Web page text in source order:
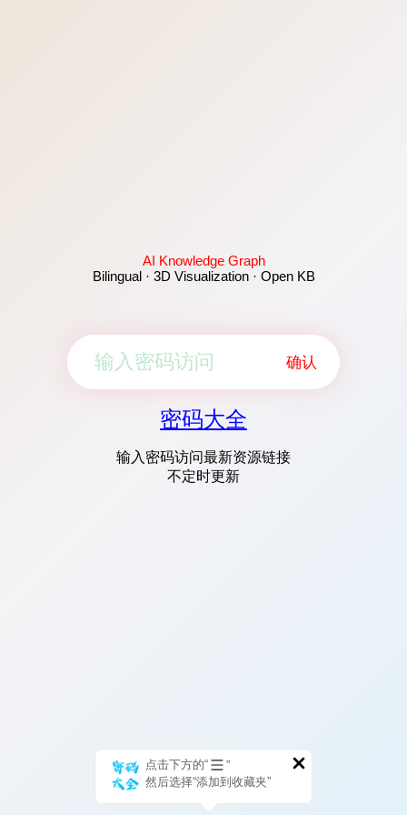
AI Knowledge Graph
Bilingual · 3D Visualization · Open KB
确认
密码大全
输入密码访问最新资源链接
不定时更新
点击下方的“
”
然后选择“添加到收藏夹”